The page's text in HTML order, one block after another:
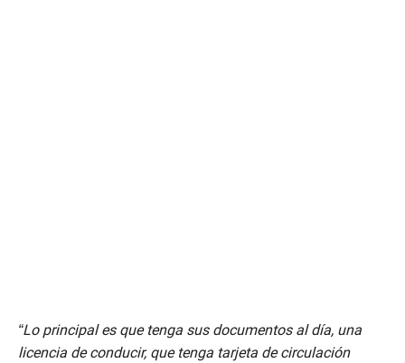
“Lo principal es que tenga sus documentos al día, una
licencia de conducir, que tenga tarjeta de circulación